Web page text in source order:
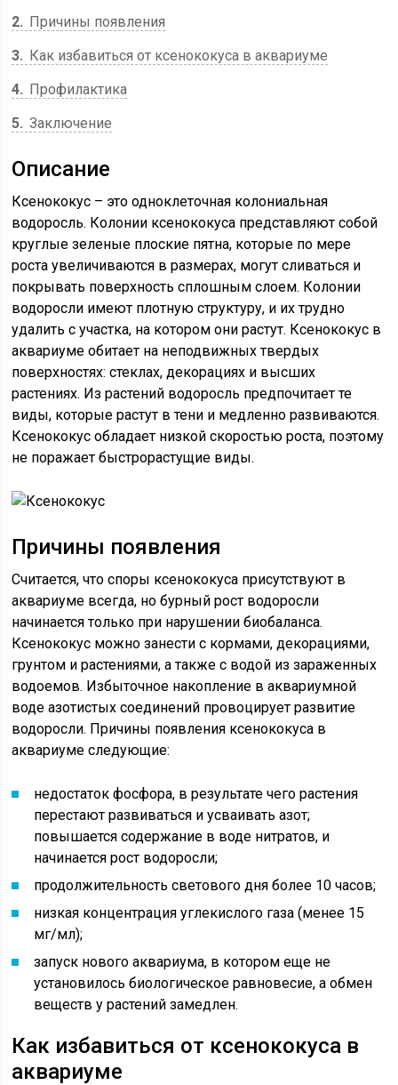
2
Причины появления
3
Как избавиться от ксенококуса в аквариуме
4
Профилактика
5 Заключение
Описание
Ксенококус – это одноклеточная колониальная
водоросль. Колонии ксенококуса представляют собой
круглые зеленые плоские пятна, которые по мере
роста увеличиваются в размерах, могут сливаться и
покрывать поверхность сплошным слоем. Колонии
водоросли имеют плотную структуру, и их трудно
удалить с участка, на котором они растут. Ксенококус в
аквариуме обитает на неподвижных твердых
поверхностях: стеклах, декорациях и высших
растениях. Из растений водоросль предпочитает те
виды, которые растут в тени и медленно развиваются.
Ксенококус обладает низкой скоростью роста, поэтому
не поражает быстрорастущие виды.
Причины появления
Считается, что споры ксенококуса присутствуют в
аквариуме всегда, но бурный рост водоросли
начинается только при нарушении биобаланса.
Ксенококус можно занести с кормами, декорациями,
грунтом и растениями, а также с водой из зараженных
водоемов. Избыточное накопление в аквариумной
воде азотистых соединений провоцирует развитие
водоросли. Причины появления ксенококуса в
аквариуме следующие:
недостаток фосфора, в результате чего растения
перестают развиваться и усваивать азот;
повышается содержание в воде нитратов, и
начинается рост водоросли;
продолжительность светового дня более 10 часов;
низкая концентрация углекислого газа (менее 15
мг/мл);
запуск нового аквариума, в котором еще не
установилось биологическое равновесие, а обмен
веществ у растений замедлен.
Как избавиться от ксенококуса в
аквариуме